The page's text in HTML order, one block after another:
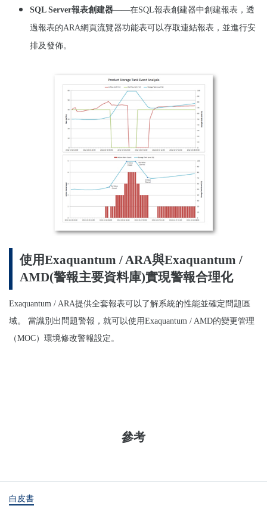
SQL Server報表創建器——在SQL報表創建器中創建報表，透
過報表的ARA網頁流覽器功能表可以存取連結報表，並進行安
排及發佈。
使用Exaquantum / ARA與Exaquantum /
AMD(警報主要資料庫)實現警報合理化
Exaquantum / ARA提供全套報表可以了解系統的性能並確定問題區
域。
當識別出問題警報，就可以使用Exaquantum / AMD的變更管理
（MOC）環境修改警報設定。
參考
白皮書